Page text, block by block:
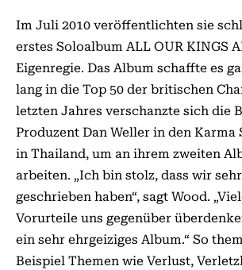
Im Juli 2010 veröffentlichten sie
erstes Soloalbum ALL OUR KINGS
Eigenregie. Das Album schaffte es
lang in die Top 50 der britischen
letzten Jahres verschanzte sich die
Produzent Dan Weller in den Karma
in Thailand, um an ihrem zweiten
arbeiten. „Ich bin stolz, dass wir
geschrieben haben“, sagt Wood.
Vorurteile uns gegenüber
ein sehr ehrgeiziges Album.“ So
Beispiel Themen wie Verlust,